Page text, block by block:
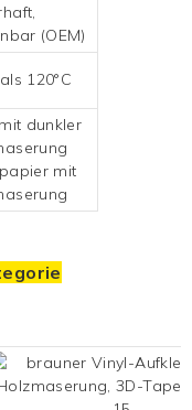
(OEM)
120°C
dunkler
mit